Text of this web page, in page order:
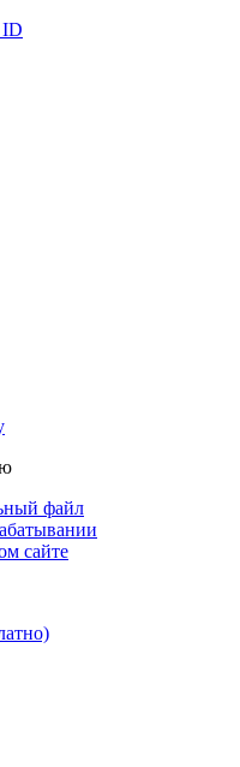
ID
файл
сайте